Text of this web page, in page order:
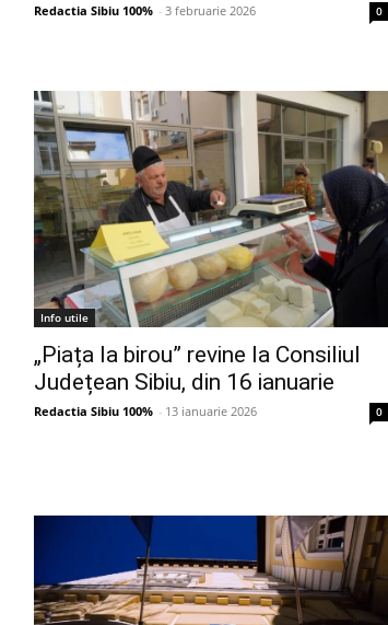
Redactia Sibiu 100% - 3 februarie 2026 0
Info utile
„Piața la birou” revine la Consiliul
Județean Sibiu, din 16 ianuarie
Redactia Sibiu 100% - 13 ianuarie 2026 0